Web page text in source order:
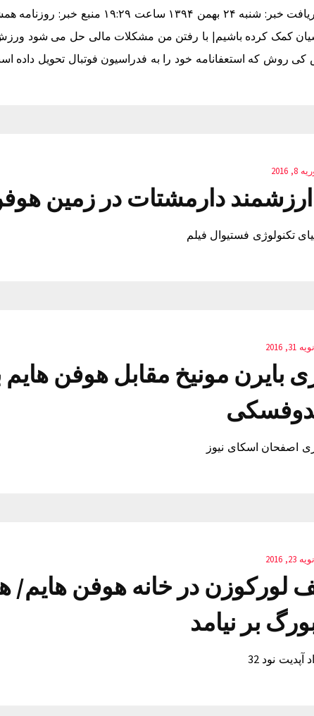
زمان دریافت خبر: شنبه ۲۴ بهمن ۱۳۹۴
کمک کرده باشیم| با رفتن من مشکلات مالی حل می شود ورزش
کی روش که استعفانامه خود را به فدراسیون فوتبال تحویل داده
8, 2016
ارزشمند دارمشتات در زمین
تکنولوژی فستیوال فیلم
31, 2016
بایرن مونیخ مقابل هوفن
اصفحان اسکای نیوز
23, 2016
لورکوزن در خانه هوفن هایم/
بر نیامد
آپدیت نود 32